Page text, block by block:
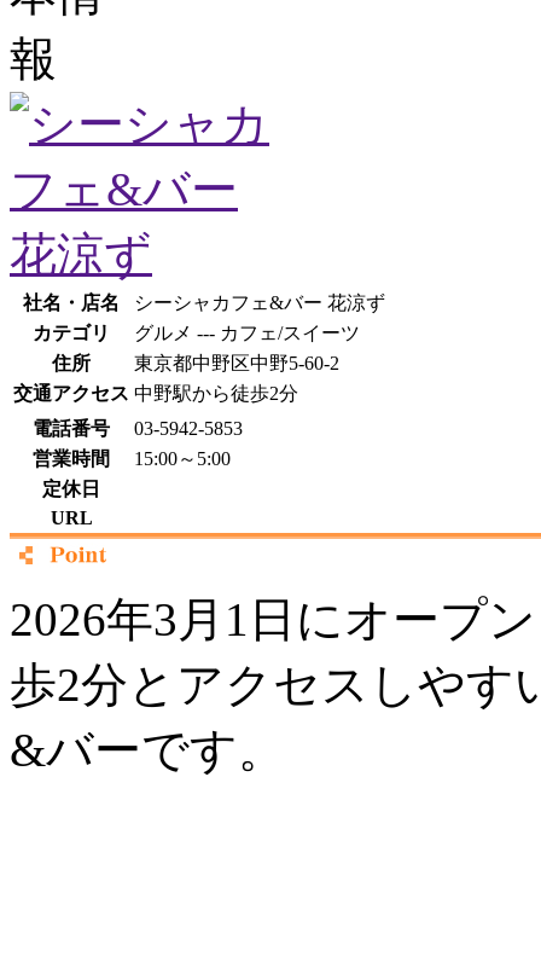
社名・店名
シーシャカフェ&バー 花涼ず
カテゴリ
グルメ --- カフェ/スイーツ
住所
東京都中野区中野5-60-2
交通アクセス 中野駅から徒歩2分
電話番号
03-5942-5853
営業時間
15:00～5:00
定休日
URL
2026年3月1日にオープ
歩2分とアクセスしやす
&バーです。